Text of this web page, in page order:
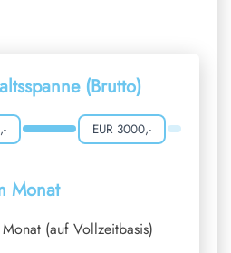
(Brutto)
EUR 3000,-
Monat
(auf Vollzeitbasis)